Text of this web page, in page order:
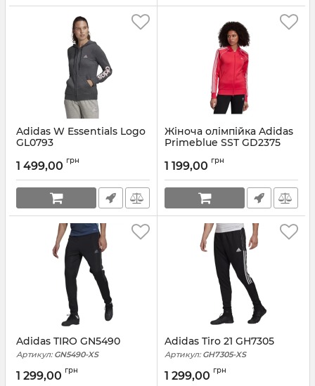
Adidas W Essentials Logo
GL0793
1 499,00 грн
Жіноча олімпійка Adidas
Primeblue SST GD2375
1 199,00 грн
Adidas TIRO GN5490
Артикул: GN5490-XS
1 299,00 грн
Adidas Tiro 21 GH7305
Артикул: GH7305-XS
1 299,00 грн